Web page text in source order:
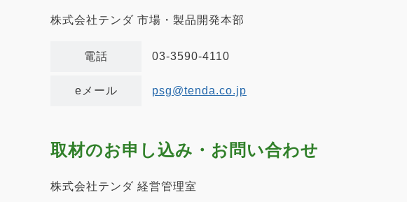
株式会社テンダ 市場・製品開発本部
電話 03-3590-4110
eメール psg@tenda.co.jp
取材のお申し込み・お問い合わせ
株式会社テンダ 経営管理室